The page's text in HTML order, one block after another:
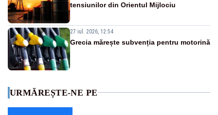
tensiunilor din Orientul Mijlociu
27 iul. 2026, 12:54
Grecia mărește subvenția pentru motorină
URMĂREȘTE-NE PE